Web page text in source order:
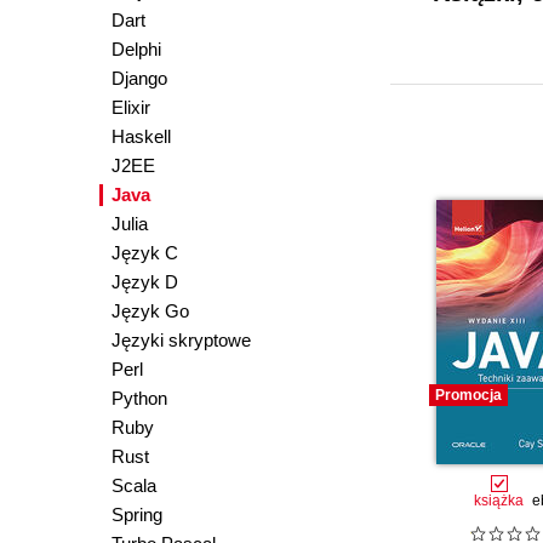
Dart
Delphi
Django
Elixir
Haskell
J2EE
Java
Julia
Język C
Język D
Język Go
Języki skryptowe
Perl
Python
Ruby
Rust
Scala
Spring
Promocja
książka